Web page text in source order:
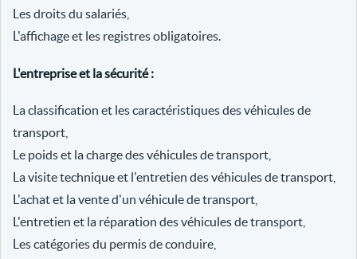
Les droits du salariés,
L'affichage et les registres obligatoires.
L'entreprise et la sécurité :
La classification et les caractéristiques des véhicules de
transport,
Le poids et la charge des véhicules de transport,
La visite technique et l'entretien des véhicules de transport,
L'achat et la vente d'un véhicule de transport,
L'entretien et la réparation des véhicules de transport,
Les catégories du permis de conduire,